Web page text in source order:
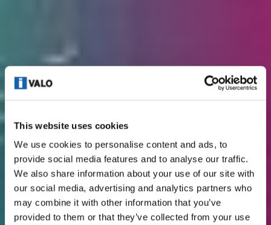
This website uses cookies
We use cookies to personalise content and ads, to
provide social media features and to analyse our traffic.
We also share information about your use of our site with
our social media, advertising and analytics partners who
may combine it with other information that you’ve
provided to them or that they’ve collected from your use